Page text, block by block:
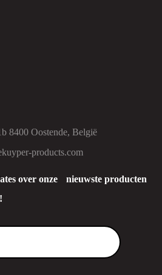
over onze nieuwste producten
8400 Oostende, België
products.com